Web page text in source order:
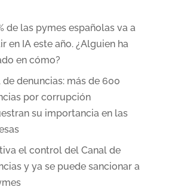
de las pymes españolas va a
en IA este año. ¿Alguien ha
en cómo?
de denuncias: más de 600
por corrupción
su importancia en las
el control del Canal de
y ya se puede sancionar a